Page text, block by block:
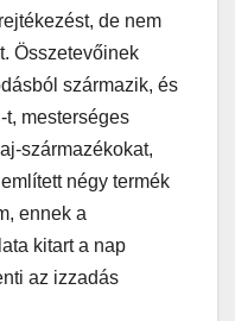
de nem
Összetevőinek
származik, és
t, mesterséges
származékokat,
négy termék
ennek a
kitart a nap
az izzadás